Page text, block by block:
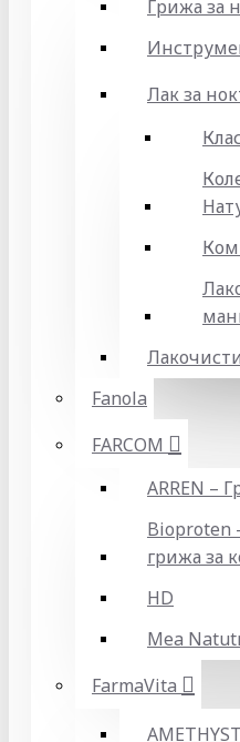
Грижа за
Лак за
Fanola
FARCOM
ARREN –
Bioproten
грижа за
HD
Mea
FarmaVita